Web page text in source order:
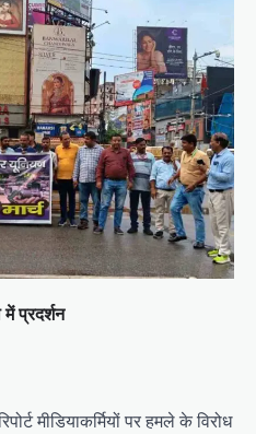
प्रदर्शन
मीडियाकर्मियों पर हमले के विरोध